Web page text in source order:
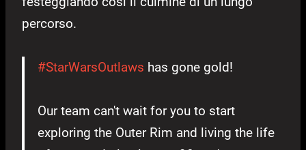
percorso.
#StarWarsOutlaws has gone gold!
Our team can't wait for you to start
exploring the Outer Rim and living the life